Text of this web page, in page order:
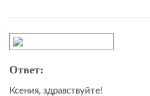
Ответ:
Ксения, здравствуйте!